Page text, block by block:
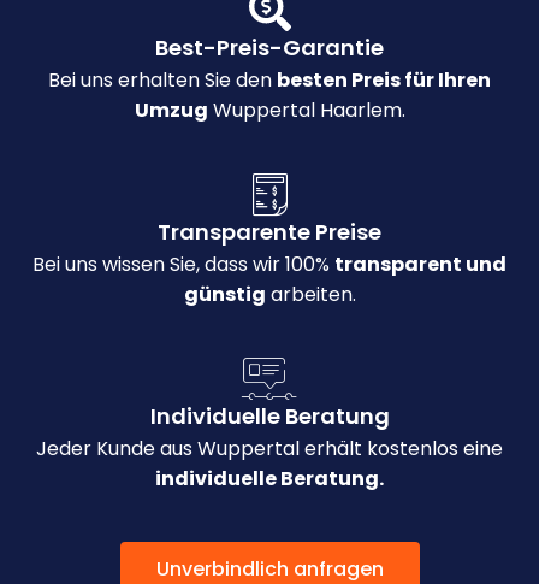
Best-Preis-Garantie
Bei uns erhalten Sie den besten Preis für Ihren
Umzug Wuppertal Haarlem.
Transparente Preise
Bei uns wissen Sie, dass wir 100% transparent und
günstig arbeiten.
Individuelle Beratung
Jeder Kunde aus Wuppertal erhält kostenlos eine
individuelle Beratung.
Unverbindlich anfragen